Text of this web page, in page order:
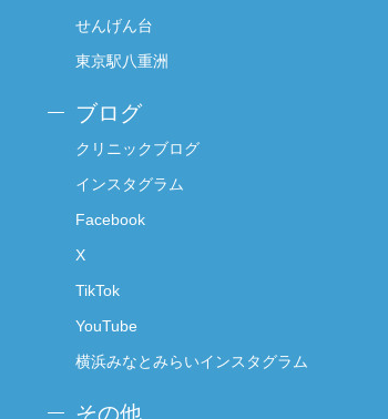
せんげん台
東京駅八重洲
ブログ
クリニックブログ
インスタグラム
Facebook
X
TikTok
YouTube
横浜みなとみらいインスタグラム
その他